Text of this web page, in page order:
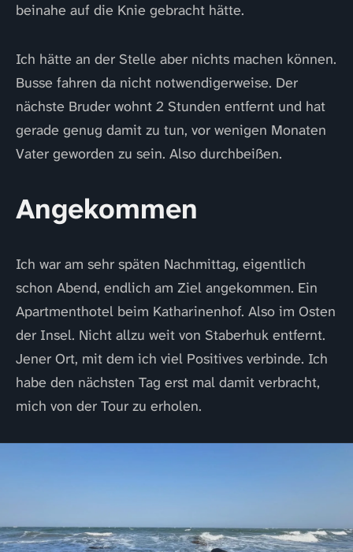
beinahe auf die Knie gebracht hätte.
Ich hätte an der Stelle aber nichts machen können.
Busse fahren da nicht notwendigerweise. Der
nächste Bruder wohnt 2 Stunden entfernt und hat
gerade genug damit zu tun, vor wenigen Monaten
Vater geworden zu sein. Also durchbeißen.
Angekommen
Ich war am sehr späten Nachmittag, eigentlich
schon Abend, endlich am Ziel angekommen. Ein
Apartmenthotel beim Katharinenhof. Also im Osten
der Insel. Nicht allzu weit von Staberhuk entfernt.
Jener Ort, mit dem ich viel Positives verbinde. Ich
habe den nächsten Tag erst mal damit verbracht,
mich von der Tour zu erholen.